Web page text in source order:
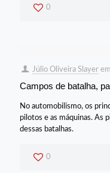
0
Júlio Oliveira Slayer em
Campos de batalha,
No automobilismo, os
pilotos e as máquinas. As
dessas batalhas.
0